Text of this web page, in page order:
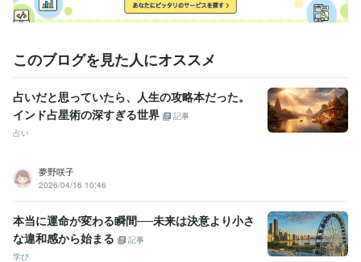
このブログを見た人にオススメ
占いだと思っていたら、人生の攻略本だった。
インド占星術の深すぎる世界
記事
占い
夢野咲子
2026/04/16 10:46
本当に運命が変わる瞬間──未来は決意より小さ
な違和感から始まる
記事
学び